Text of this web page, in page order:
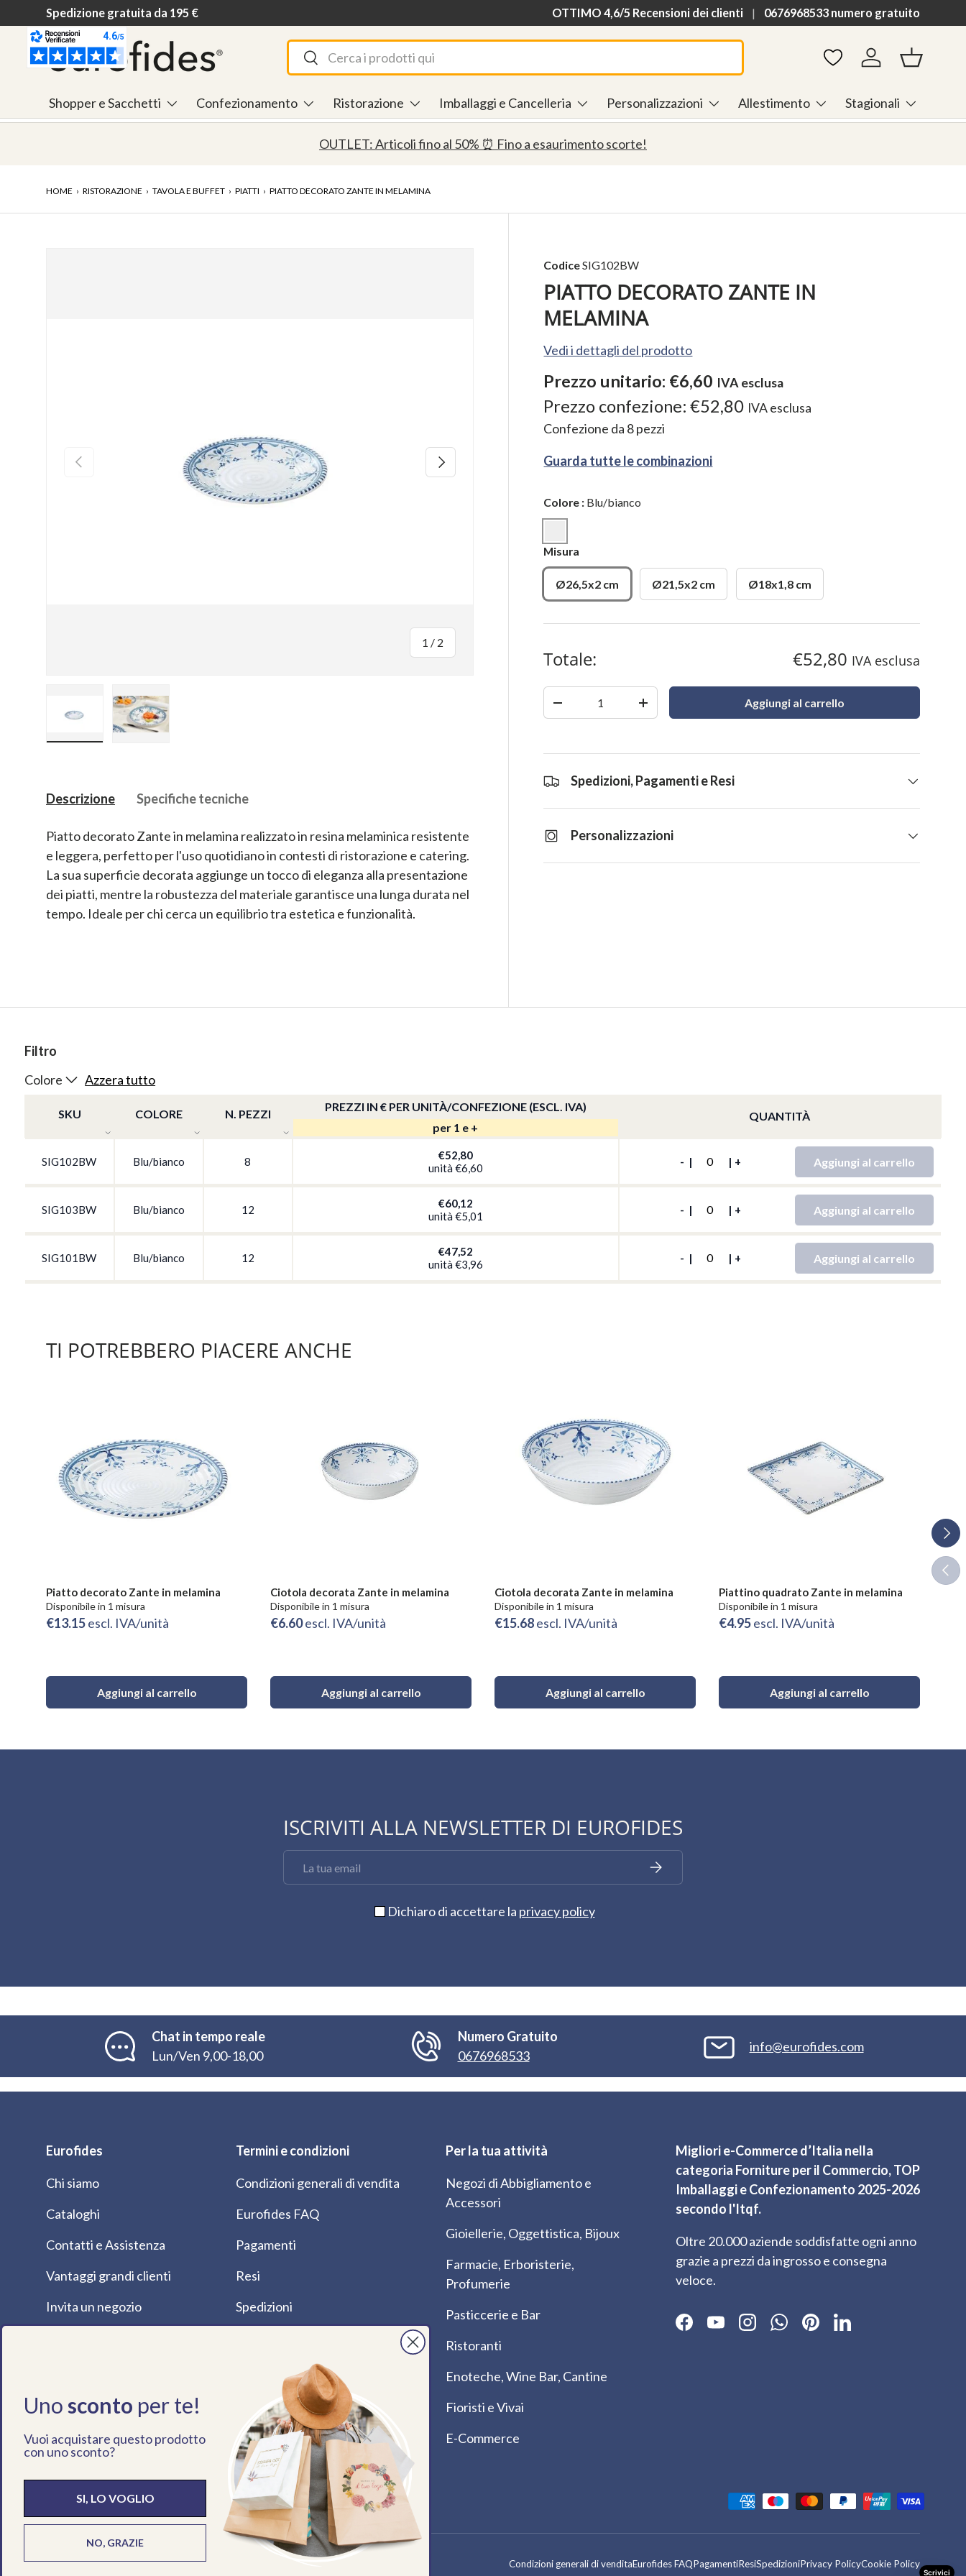
Passa ai contenuti
Spedizione gratuita da 195 € Consegna in 24/48h
OTTIMO 4,6/5 Recensioni dei clienti 0676968533 numero gratuito
Cerca
Cerca AccediCestino
Shopper e Sacchetti Confezionamento Ristorazione Imballaggi e Cancelleria Personalizzazioni Allestimento Stagionali
OUTLET: Articoli fino al 50% ⏰ Fino a esaurimento scorte!
HOME › RISTORAZIONE › TAVOLA E BUFFET › PIATTI › PIATTO DECORATO ZANTE IN MELAMINA
Indietro
1 / di
2
Avanti
CodiceSIG102BW
PIATTO DECORATO ZANTE IN
MELAMINA
Vedi i dettagli del prodotto
Prezzo unitario: €6,60 IVA esclusa
Prezzo confezione:€52,80 IVA esclusa
Confezione da 8pezzi
Guarda tutte le combinazioni
Misura
Ø26,5x2 cm Ø21,5x2 cm Ø18x1,8 cm
Colore : Blu/bianco
Blu/bianco
Totale: €52,80 IVA esclusa
+ Aggiungi al carrello
Spedizioni, Pagamenti e Resi
Personalizzazioni
Descrizione Specifiche tecniche
Piatto decorato Zante in melamina realizzato in resina melaminica resistente
e leggera, perfetto per l'uso quotidiano in contesti di ristorazione e catering.
La sua superficie decorata aggiunge un tocco di eleganza alla presentazione
dei piatti, mentre la robustezza del materiale garantisce una lunga durata nel
tempo. Ideale per chi cerca un equilibrio tra estetica e funzionalità.
Filtro
Colore
Azzera tutto
SKU COLORE N. PEZZI
PREZZI IN € PER UNITÀ/CONFEZIONE (ESCL. IVA)
QUANTITÀ
per 1 e +
SIG102BW Blu/bianco 8
€52,80
unità €6,60
- | | + Aggiungi al carrello
SIG103BW Blu/bianco 12
€60,12
unità €5,01
- | | + Aggiungi al carrello
SIG101BW Blu/bianco 12
€47,52
unità €3,96
- | | + Aggiungi al carrello
TI POTREBBERO PIACERE ANCHE
Piatto decorato Zante in melamina
Disponibile in 1 misura
€13.15escl. IVA/unità
Aggiungi al carrello
Ciotola decorata Zante in melamina
Disponibile in 1 misura
€6.60escl. IVA/unità
Aggiungi al carrello
Ciotola decorata Zante in melamina
Disponibile in 1 misura
€15.68escl. IVA/unità
Aggiungi al carrello
Piattino quadrato Zante in melamina
Disponibile in 1 misura
€4.95escl. IVA/unità
Aggiungi al carrello
ISCRIVITI ALLA NEWSLETTER DI EUROFIDES
Iscriviti
Dichiaro di accettare la privacy policy
Chat in tempo reale
Lun/Ven 9,00-18,00
Numero Gratuito
0676968533
info@eurofides.com
Eurofides
Chi siamo
Cataloghi
Contatti e Assistenza
Vantaggi grandi clienti
Invita un negozio
Magazine
Termini e condizioni
Condizioni generali di vendita
Eurofides FAQ
Pagamenti
Resi
Spedizioni
Cookie Policy
Per la tua attività
Negozi di Abbigliamento e
Accessori
Gioiellerie, Oggettistica, Bijoux
Farmacie, Erboristerie,
Profumerie
Pasticcerie e Bar
Ristoranti
Enoteche, Wine Bar, Cantine
Fioristi e Vivai
E-Commerce
Migliori e-Commerce d’Italia nella
categoria Forniture per il Commercio, TOP
Imballaggi e Confezionamento 2025-2026
secondo l'Itqf.
Oltre 20.000 aziende soddisfatte ogni anno
grazie a prezzi da ingrosso e consegna
veloce.
Facebook
YouTubeInstagramWhatsApp
PinterestLinkedIn
Italia (EUR €) Italiano
© 2026Eurofides.
Condizioni generali di venditaEurofides FAQPagamentiResiSpedizioniPrivacy PolicyCookie Policy
Unosconto per te!
Vuoi acquistare questo prodotto
con uno sconto?
SI, LO VOGLIO
NO, GRAZIE